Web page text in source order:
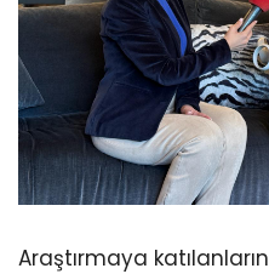
Araştırmaya